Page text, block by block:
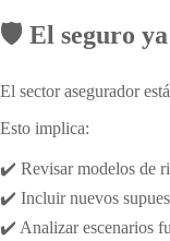
🛡️ El seguro
El sector asegurador
Esto implica:
✔️ Revisar modelos de
✔️ Incluir nuevos
✔️ Analizar escenarios